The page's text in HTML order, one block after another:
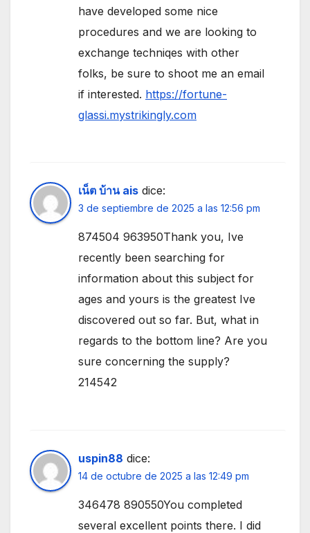
have developed some nice
procedures and we are looking to
exchange techniqes with other
folks, be sure to shoot me an email
if interested. https://fortune-
glassi.mystrikingly.com
เน็ต บ้าน ais dice:
3 de septiembre de 2025 a las 12:56 pm
874504 963950Thank you, Ive
recently been searching for
information about this subject for
ages and yours is the greatest Ive
discovered out so far. But, what in
regards to the bottom line? Are you
sure concerning the supply?
214542
uspin88 dice:
14 de octubre de 2025 a las 12:49 pm
346478 890550You completed
several excellent points there. I did